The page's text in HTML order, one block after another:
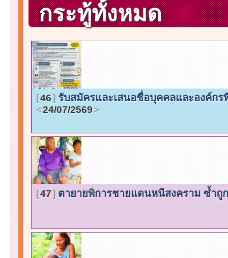
กระทู้ทั้งหมด
46 รับสมัครและเสนอชื่อบุคคลและองค์ก
24/07/2569
47 ตายายพิการชายแดนหนีสงคราม ซ้ำ